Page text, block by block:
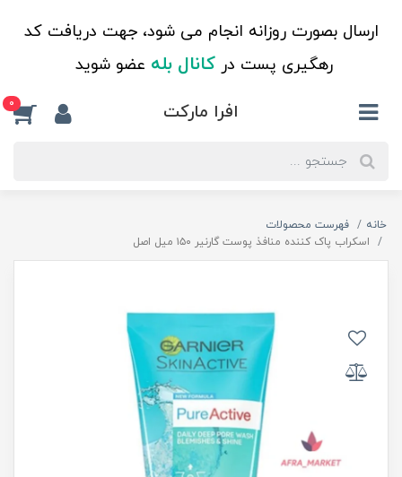
ارسال بصورت روزانه انجام می شود، جهت دریافت کد
رهگیری پست درکانال بله عضو شوید
افرا مارکت 0
خانه
فهرست محصولات
اسکراب پاک کننده منافذ پوست گارنیر ۱۵۰ میل اصل